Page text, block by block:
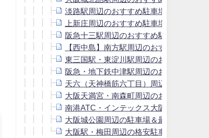
淡路駅周辺のおすすめ駐車場！予約はピ
上新庄周辺のおすすめ駐車場！予約はピ
阪急十三駅周辺のおすすめ駐車場！予約
【西中島】南方駅周辺のおすすめ駐車
東三国駅・東淀川駅周辺のおすすめ駐車
阪急・地下鉄中津駅周辺のおすすめ駐車
天六（天神橋筋六丁目）周辺のおすす
大阪天満宮・南森町周辺のおすすめ駐車
南港ATC・インテックス大阪の駐車場＆
大阪城公園周辺の駐車場＆最大料金の安
大阪駅・梅田周辺の格安駐車場！最大料